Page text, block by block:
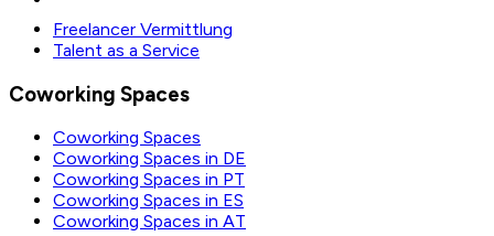
Freelancer Vermittlung
Talent as a Service
Coworking Spaces
Coworking Spaces
Coworking Spaces in DE
Coworking Spaces in PT
Coworking Spaces in ES
Coworking Spaces in AT